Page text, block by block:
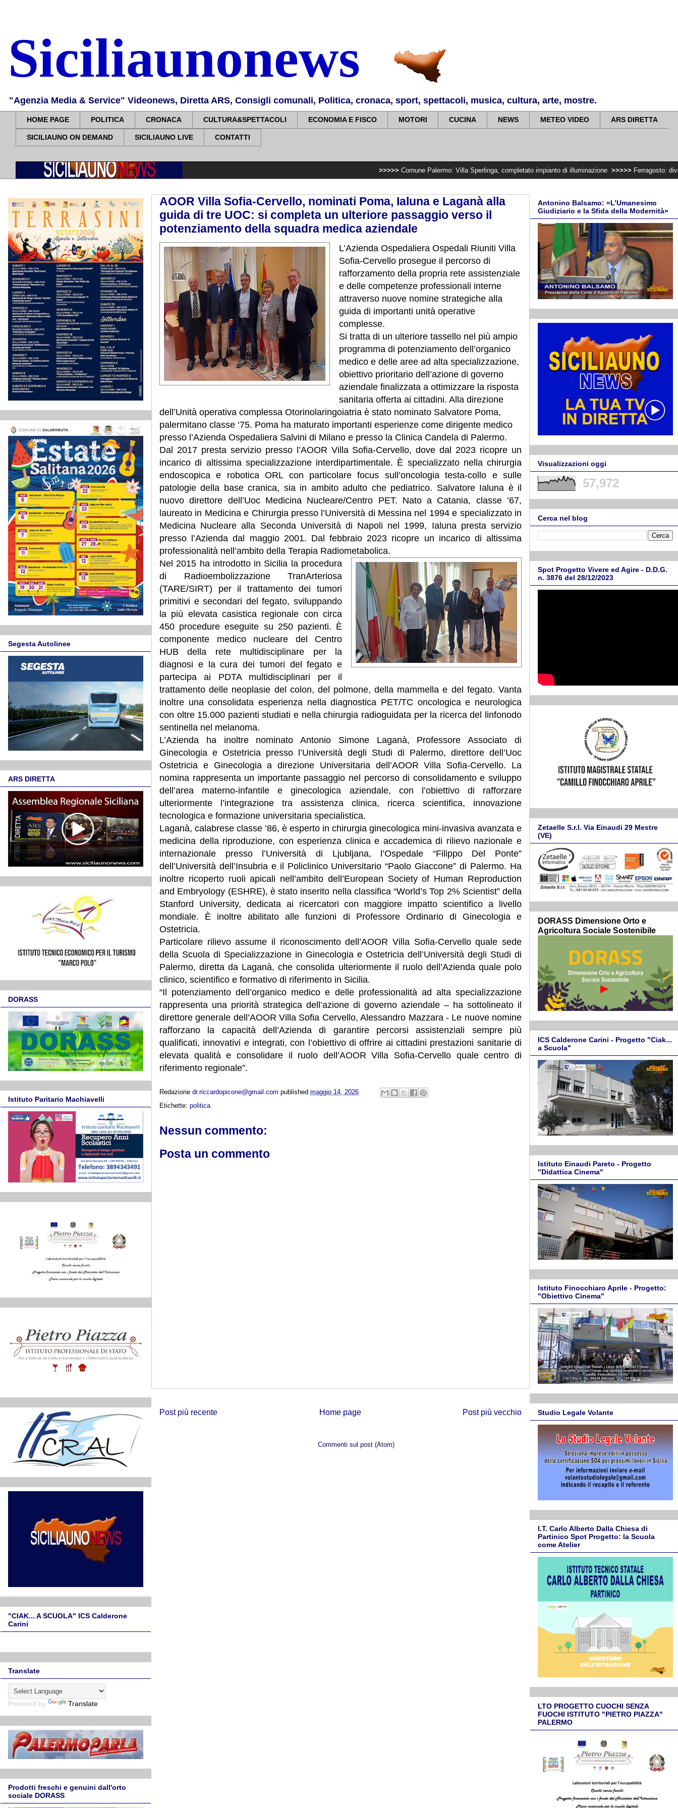
Siciliaunonews
"Agenzia Media & Service" Videonews, Diretta ARS, Consigli comunali, Politica, cronaca, sport, spettacoli, musica, cultura, arte, mostre.
HOME PAGE POLITICA CRONACA CULTURA&SPETTACOLI ECONOMIA E FISCO MOTORI CUCINA NEWS METEO VIDEO ARS DIRETTA
SICILIAUNO ON DEMAND SICILIAUNO LIVE CONTATTI
Comune Palermo: Villa Sperlinga, completato impianto di illuminazione >>>>> Ferragosto: divieto di
AOOR Villa Sofia-Cervello, nominati Poma, Ialuna e Laganà alla
guida di tre UOC: si completa un ulteriore passaggio verso il
potenziamento della squadra medica aziendale
L’Azienda Ospedaliera Ospedali Riuniti Villa
Sofia-Cervello prosegue il percorso di
rafforzamento della propria rete assistenziale
e delle competenze professionali interne
attraverso nuove nomine strategiche alla
guida di importanti unità operative
complesse.
Si tratta di un ulteriore tassello nel più ampio
programma di potenziamento dell’organico
medico e delle aree ad alta specializzazione,
obiettivo prioritario dell’azione di governo
aziendale finalizzata a ottimizzare la risposta
sanitaria offerta ai cittadini. Alla direzione
dell’Unità operativa complessa Otorinolaringoiatria è stato nominato Salvatore Poma,
palermitano classe ‘75. Poma ha maturato importanti esperienze come dirigente medico
presso l’Azienda Ospedaliera Salvini di Milano e presso la Clinica Candela di Palermo.
Dal 2017 presta servizio presso l’AOOR Villa Sofia-Cervello, dove dal 2023 ricopre un
incarico di altissima specializzazione interdipartimentale. È specializzato nella chirurgia
endoscopica e robotica ORL con particolare focus sull’oncologia testa-collo e sulle
patologie della base cranica, sia in ambito adulto che pediatrico. Salvatore Ialuna è il
nuovo direttore dell’Uoc Medicina Nucleare/Centro PET. Nato a Catania, classe ’67,
laureato in Medicina e Chirurgia presso l’Università di Messina nel 1994 e specializzato in
Medicina Nucleare alla Seconda Università di Napoli nel 1999, Ialuna presta servizio
presso l’Azienda dal maggio 2001. Dal febbraio 2023 ricopre un incarico di altissima
professionalità nell’ambito della Terapia Radiometabolica.
Nel 2015 ha introdotto in Sicilia la procedura
di Radioembolizzazione TranArteriosa
(TARE/SIRT) per il trattamento dei tumori
primitivi e secondari del fegato, sviluppando
la più elevata casistica regionale con circa
450 procedure eseguite su 250 pazienti. È
componente medico nucleare del Centro
HUB della rete multidisciplinare per la
diagnosi e la cura dei tumori del fegato e
partecipa ai PDTA multidisciplinari per il
trattamento delle neoplasie del colon, del polmone, della mammella e del fegato. Vanta
inoltre una consolidata esperienza nella diagnostica PET/TC oncologica e neurologica
con oltre 15.000 pazienti studiati e nella chirurgia radioguidata per la ricerca del linfonodo
sentinella nel melanoma.
L’Azienda ha inoltre nominato Antonio Simone Laganà, Professore Associato di
Ginecologia e Ostetricia presso l’Università degli Studi di Palermo, direttore dell’Uoc
Ostetricia e Ginecologia a direzione Universitaria dell’AOOR Villa Sofia-Cervello. La
nomina rappresenta un importante passaggio nel percorso di consolidamento e sviluppo
dell’area materno-infantile e ginecologica aziendale, con l’obiettivo di rafforzare
ulteriormente l’integrazione tra assistenza clinica, ricerca scientifica, innovazione
tecnologica e formazione universitaria specialistica.
Laganà, calabrese classe ’86, è esperto in chirurgia ginecologica mini-invasiva avanzata e
medicina della riproduzione, con esperienza clinica e accademica di rilievo nazionale e
internazionale presso l’Università di Ljubljana, l’Ospedale “Filippo Del Ponte”
dell’Università dell’Insubria e il Policlinico Universitario “Paolo Giaccone” di Palermo. Ha
inoltre ricoperto ruoli apicali nell’ambito dell’European Society of Human Reproduction
and Embryology (ESHRE), è stato inserito nella classifica “World’s Top 2% Scientist” della
Stanford University, dedicata ai ricercatori con maggiore impatto scientifico a livello
mondiale. È inoltre abilitato alle funzioni di Professore Ordinario di Ginecologia e
Ostetricia.
Particolare rilievo assume il riconoscimento dell’AOOR Villa Sofia-Cervello quale sede
della Scuola di Specializzazione in Ginecologia e Ostetricia dell’Università degli Studi di
Palermo, diretta da Laganà, che consolida ulteriormente il ruolo dell’Azienda quale polo
clinico, scientifico e formativo di riferimento in Sicilia.
“Il potenziamento dell’organico medico e delle professionalità ad alta specializzazione
rappresenta una priorità strategica dell’azione di governo aziendale – ha sottolineato il
direttore generale dell’AOOR Villa Sofia Cervello, Alessandro Mazzara - Le nuove nomine
rafforzano la capacità dell’Azienda di garantire percorsi assistenziali sempre più
qualificati, innovativi e integrati, con l’obiettivo di offrire ai cittadini prestazioni sanitarie di
elevata qualità e consolidare il ruolo dell’AOOR Villa Sofia-Cervello quale centro di
riferimento regionale”.
Redazione dr.riccardopicone@gmail.com published maggio 14, 2026
Etichette: politica
Nessun commento:
Posta un commento
Post più recente Post più vecchio
Home page
Commenti sul post (Atom)
Segesta Autolinee
ARS DIRETTA
DORASS
Istituto Paritario Machiavelli
"CIAK... A SCUOLA" ICS Calderone
Carini
Translate
Powered by Translate
Prodotti freschi e genuini dall'orto
sociale DORASS
Antonino Balsamo: «L’Umanesimo
Giudiziario e la Sfida della Modernità»
Visualizzazioni oggi
57,972
Cerca nel blog
Spot Progetto Vivere ed Agire - D.D.G.
n. 3876 del 28/12/2023
Zetaelle S.r.l. Via Einaudi 29 Mestre
(VE)
DORASS Dimensione Orto e
Agricoltura Sociale Sostenibile
ICS Calderone Carini - Progetto "Ciak...
a Scuola"
Istituto Einaudi Pareto - Progetto
"Didattica Cinema"
Istituto Finocchiaro Aprile - Progetto:
"Obiettivo Cinema"
Studio Legale Volante
I.T. Carlo Alberto Dalla Chiesa di
Partinico Spot Progetto: la Scuola
come Atelier
LTO PROGETTO CUOCHI SENZA
FUOCHI ISTITUTO "PIETRO PIAZZA"
PALERMO